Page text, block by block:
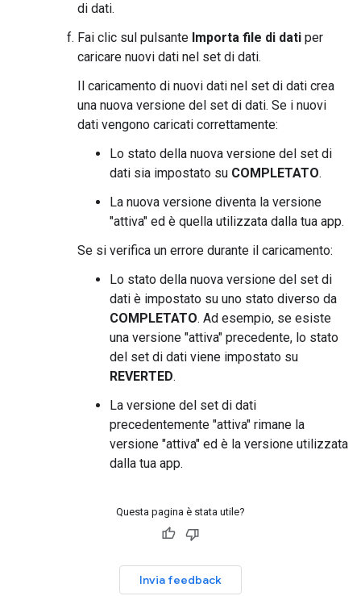
di dati.
Fai clic sul pulsante Importa file di dati per
caricare nuovi dati nel set di dati.
Il caricamento di nuovi dati nel set di dati crea
una nuova versione del set di dati. Se i nuovi
dati vengono caricati correttamente:
Lo stato della nuova versione del set di
dati sia impostato su COMPLETATO.
La nuova versione diventa la versione
"attiva" ed è quella utilizzata dalla tua app.
Se si verifica un errore durante il caricamento:
Lo stato della nuova versione del set di
dati è impostato su uno stato diverso da
COMPLETATO. Ad esempio, se esiste
una versione "attiva" precedente, lo stato
del set di dati viene impostato su
REVERTED.
La versione del set di dati
precedentemente "attiva" rimane la
versione "attiva" ed è la versione utilizzata
dalla tua app.
Questa pagina è stata utile?
Invia feedback